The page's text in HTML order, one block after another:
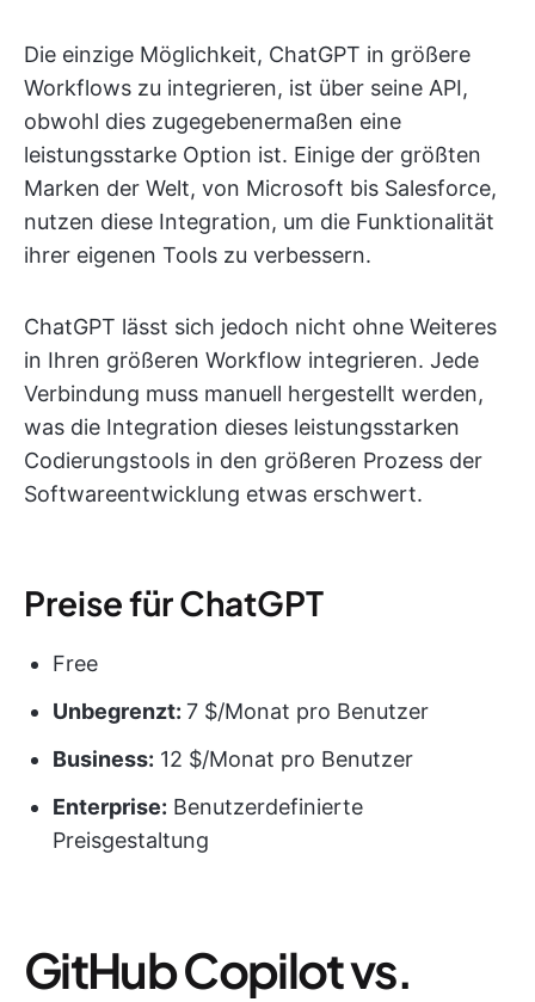
Die einzige Möglichkeit, ChatGPT in größere
Workflows zu integrieren, ist über seine API,
obwohl dies zugegebenermaßen eine
leistungsstarke Option ist. Einige der größten
Marken der Welt, von Microsoft bis Salesforce,
nutzen diese Integration, um die Funktionalität
ihrer eigenen Tools zu verbessern.
ChatGPT lässt sich jedoch nicht ohne Weiteres
in Ihren größeren Workflow integrieren. Jede
Verbindung muss manuell hergestellt werden,
was die Integration dieses leistungsstarken
Codierungstools in den größeren Prozess der
Softwareentwicklung etwas erschwert.
Preise für ChatGPT
Free
Unbegrenzt: 7 $/Monat pro Benutzer
Business: 12 $/Monat pro Benutzer
Enterprise: Benutzerdefinierte
Preisgestaltung
GitHub Copilot vs.